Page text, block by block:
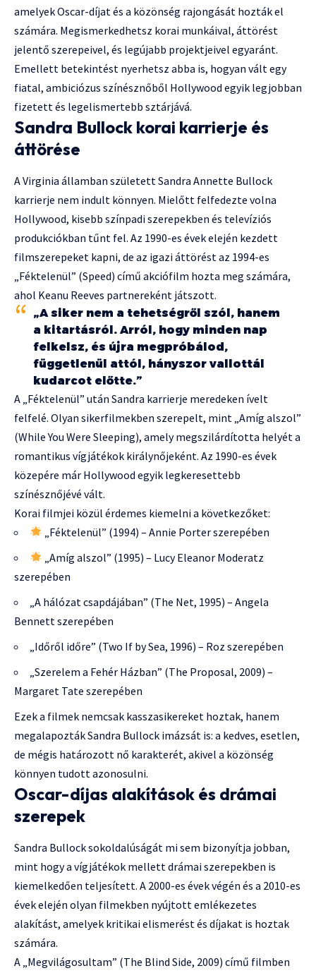
amelyek Oscar-díjat és a közönség rajongását hozták el
számára. Megismerkedhetsz korai munkáival, áttörést
jelentő szerepeivel, és legújabb projektjeivel egyaránt.
Emellett betekintést nyerhetsz abba is, hogyan vált egy
fiatal, ambiciózus színésznőből Hollywood egyik legjobban
fizetett és legelismertebb sztárjává.
Sandra Bullock korai karrierje és
áttörése
A Virginia államban született Sandra Annette Bullock
karrierje nem indult könnyen. Mielőtt felfedezte volna
Hollywood, kisebb színpadi szerepekben és televíziós
produkciókban tűnt fel. Az 1990-es évek elején kezdett
filmszerepeket kapni, de az igazi áttörést az 1994-es
„Féktelenül” (Speed) című akciófilm hozta meg számára,
ahol Keanu Reeves partnereként játszott.
„A siker nem a tehetségről szól, hanem
a kitartásról. Arról, hogy minden nap
felkelsz, és újra megpróbálod,
függetlenül attól, hányszor vallottál
kudarcot előtte.”
A „Féktelenül” után Sandra karrierje meredeken ívelt
felfelé. Olyan sikerfilmekben szerepelt, mint „Amíg alszol”
(While You Were Sleeping), amely megszilárdította helyét a
romantikus vígjátékok királynőjeként. Az 1990-es évek
közepére már Hollywood egyik legkeresettebb
színésznőjévé vált.
Korai filmjei közül érdemes kiemelni a következőket:
„Féktelenül” (1994) – Annie Porter szerepében
„Amíg alszol” (1995) – Lucy Eleanor Moderatz
szerepében
„A hálózat csapdájában” (The Net, 1995) – Angela
Bennett szerepében
„Időről időre” (Two If by Sea, 1996) – Roz szerepében
„Szerelem a Fehér Házban” (The Proposal, 2009) –
Margaret Tate szerepében
Ezek a filmek nemcsak kasszasikereket hoztak, hanem
megalapozták Sandra Bullock imázsát is: a kedves, esetlen,
de mégis határozott nő karakterét, akivel a közönség
könnyen tudott azonosulni.
Oscar-díjas alakítások és drámai
szerepek
Sandra Bullock sokoldalúságát mi sem bizonyítja jobban,
mint hogy a vígjátékok mellett drámai szerepekben is
kiemelkedően teljesített. A 2000-es évek végén és a 2010-es
évek elején olyan filmekben nyújtott emlékezetes
alakítást, amelyek kritikai elismerést és díjakat is hoztak
számára.
A „Megvilágosultam” (The Blind Side, 2009) című filmben